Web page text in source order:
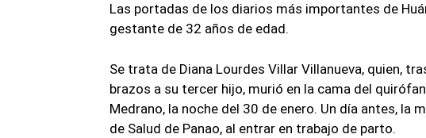
Las portadas de los diarios más importantes de
gestante de 32 años de edad.
Se trata de Diana Lourdes Villar Villanueva, quien,
brazos a su tercer hijo, murió en la cama del
Medrano, la noche del 30 de enero. Un día antes, la
de Salud de Panao, al entrar en trabajo de parto.